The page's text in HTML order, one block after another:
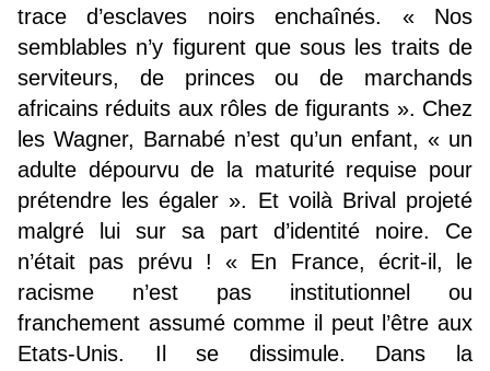
trace d’esclaves noirs enchaînés. « Nos
semblables n’y figurent que sous les traits de
serviteurs, de princes ou de marchands
africains réduits aux rôles de figurants ». Chez
les Wagner, Barnabé n’est qu’un enfant, « un
adulte dépourvu de la maturité requise pour
prétendre les égaler ». Et voilà Brival projeté
malgré lui sur sa part d’identité noire. Ce
n’était pas prévu ! « En France, écrit-il, le
racisme n’est pas institutionnel ou
franchement assumé comme il peut l’être aux
Etats-Unis. Il se dissimule. Dans la